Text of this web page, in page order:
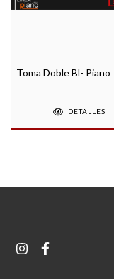
Toma Doble Bl- Piano
DETALLES